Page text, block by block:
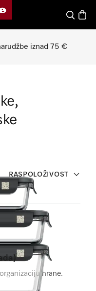
stranica
Pretraga
iznad 75 €
RASPOLOŽIVOST
hrane.